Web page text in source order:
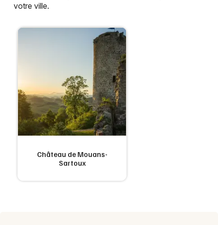
06 - Alpes-Maritimes
Choisir mes départements
Mon email
votre ville.
Château de Mouans-
Sartoux